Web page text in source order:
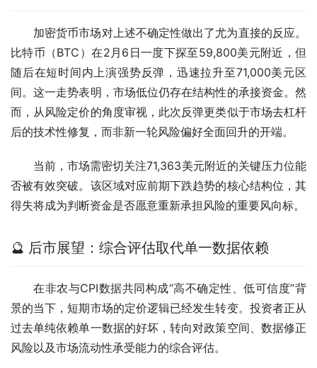
加密货币市场对上述不确定性做出了尤为直接的反应。
比特币（BTC）在2月6日一度下探至59,800美元附近，但
随后在短时间内上演强势反弹，迅速拉升至71,000美元区
间。这一走势表明，市场低位仍存在结构性的承接资金。然
而，从风险定价的角度审视，此次反弹更类似于市场去杠杆
后的技术性修复，而非新一轮风险偏好全面回升的开端。
当前，市场需密切关注71,363美元附近的关键压力位能
否被有效突破。该区域对应前期下跌趋势的核心结构位，其
得失将成为判断资金是否愿意重新承担风险的重要风向标。
🔮 后市展望：综合评估取代单一数据依赖
在非农与CPI数据共同构成“高不确定性、低可信度”背
景的当下，短期市场的定价逻辑已经发生转变。投资者正从
过去单纯依赖单一数据的好坏，转向对政策空间、数据修正
风险以及市场流动性承受能力的综合评估。